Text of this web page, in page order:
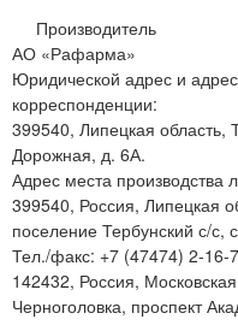
Производитель
АО «Рафарма»
Юридической адрес и
корреспонденции:
399540, Липецкая область,
Дорожная, д. 6А.
Адрес места производства
399540, Россия, Липецкая
поселение Тербунский с/
Тел./факс: +7 (47474) 2-16-
142432, Россия,
Черноголовка, проспект